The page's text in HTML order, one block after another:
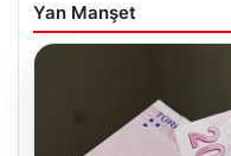
Yan Manşet